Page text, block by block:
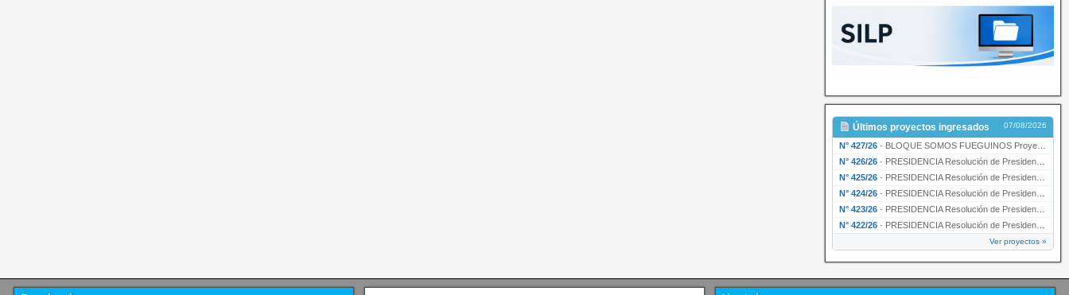
Últimos proyectos ingresados 07/08/2026
N° 427/26 · BLOQUE SOMOS FUEGUINOS Proyecto de Declaración declarando de interés provincial PRESIDENCI…
N° 426/26 · PRESIDENCIA Resolución de Presidencia N° 216/26 declarando de interés provincial la labor …
N° 425/26 · PRESIDENCIA Resolución de Presidencia N° 212/26 declarando de interés provincial el “50° A…
N° 424/26 · PRESIDENCIA Resolución de Presidencia Nº 210/26 declarando de interés provincial el proyec…
N° 423/26 · PRESIDENCIA Resolución de Presidencia Nº 209/26 declarando de interés provincial la presen…
N° 422/26 · PRESIDENCIA Resolución de Presidencia N° 200/26 para su ratificación.
Ver proyectos »